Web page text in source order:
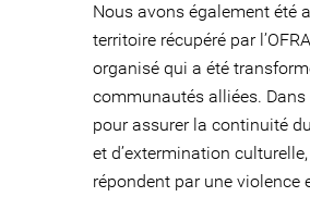
Nous avons également été
territoire récupéré par
organisé qui a été
communautés alliées.
pour assurer la continuité
et d’extermination
répondent par une violence